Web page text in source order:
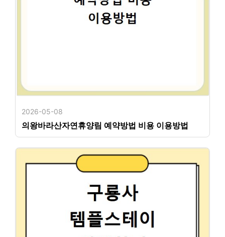
2026-05-08
의왕바라산자연휴양림 예약방법 비용 이용방법